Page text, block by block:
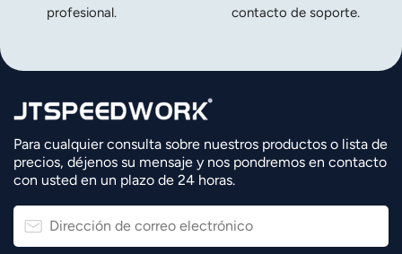
profesional.
contacto de soporte.
Para cualquier consulta sobre nuestros productos o lista de
precios, déjenos su mensaje y nos pondremos en contacto
con usted en un plazo de 24 horas.